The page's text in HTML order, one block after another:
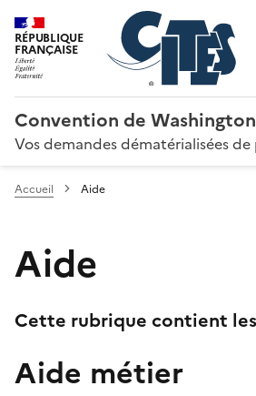
RÉPUBLIQUE
FRANÇAISE
Convention de Washington
Vos demandes dématérialisées
Accueil Aide
Aide
Cette rubrique contient
Aide métier